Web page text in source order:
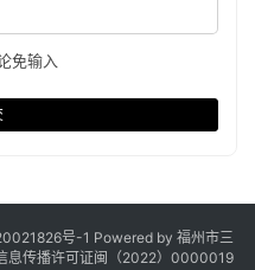
免输入
号-1 Powered by 福州市三
息传播许可证闽（2022）0000019